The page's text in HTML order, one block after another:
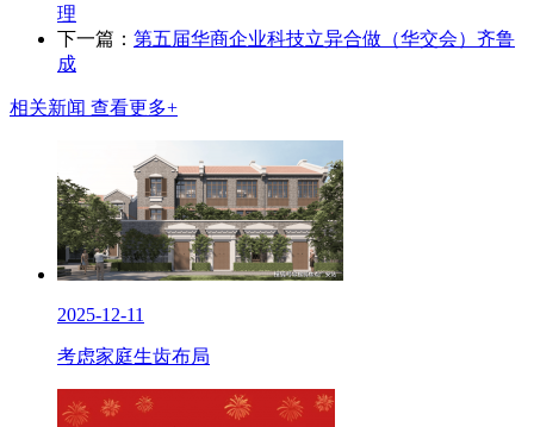
理
下一篇： 第五届华商企业科技立异合做（华交会）齐鲁
成
相关新闻 查看更多+
2025-12-11
考虑家庭生齿布局